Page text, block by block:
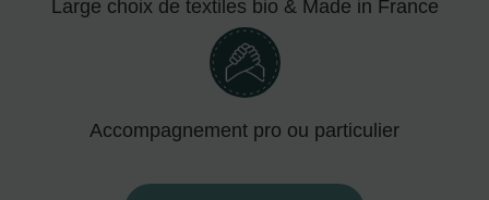
Large choix de textiles bio & Made in France
Accompagnement pro ou particulier